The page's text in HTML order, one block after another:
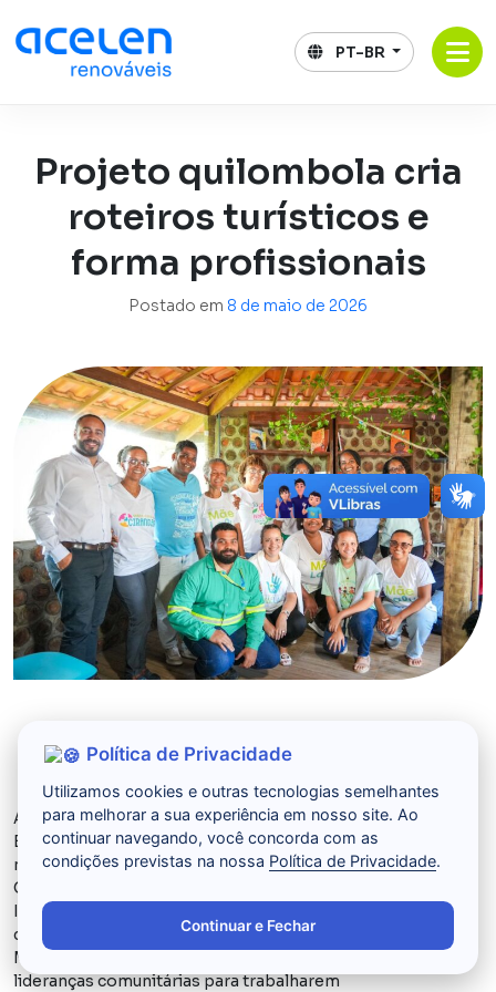
para
conteúdo
PT-BR
Projeto quilombola cria
roteiros turísticos e
forma profissionais
Postado em 8 de maio de 2026
da Acelen Renováveis, capacita comunidades no
A memória, os saberes e as paisagens quilombolas da
Bacia e Vale do Iguape, no Recôncavo Baiano, ganham
novos caminhos de valorização cultural e geração de renda.
O projeto “Pés no Quilombo: cirandando nas trilhas do
Iguape” foi lançado na última sexta-feira (24/4) com apoio
da Acelen Renováveis e execução do Instituto
Mãe Lalu epromove a formação de jovens, mulheres e
lideranças comunitárias para trabalharem
Política de Privacidade
Utilizamos cookies e outras tecnologias semelhantes
para melhorar a sua experiência em nosso site. Ao
continuar navegando, você concorda com as
condições previstas na nossa Política de Privacidade.
Continuar e Fechar